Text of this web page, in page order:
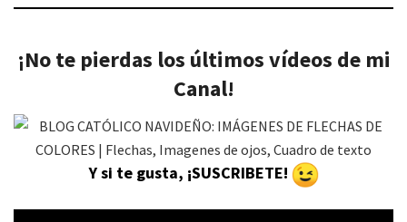
¡No te pierdas los últimos vídeos de mi
Canal!
Y si te gusta, ¡SUSCRIBETE!